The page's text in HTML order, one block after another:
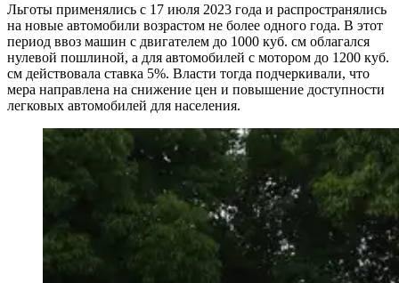
Льготы применялись с 17 июля 2023 года и распространялись
на новые автомобили возрастом не более одного года. В этот
период ввоз машин с двигателем до 1000 куб. см облагался
нулевой пошлиной, а для автомобилей с мотором до 1200 куб.
см действовала ставка 5%. Власти тогда подчеркивали, что
мера направлена на снижение цен и повышение доступности
легковых автомобилей для населения.